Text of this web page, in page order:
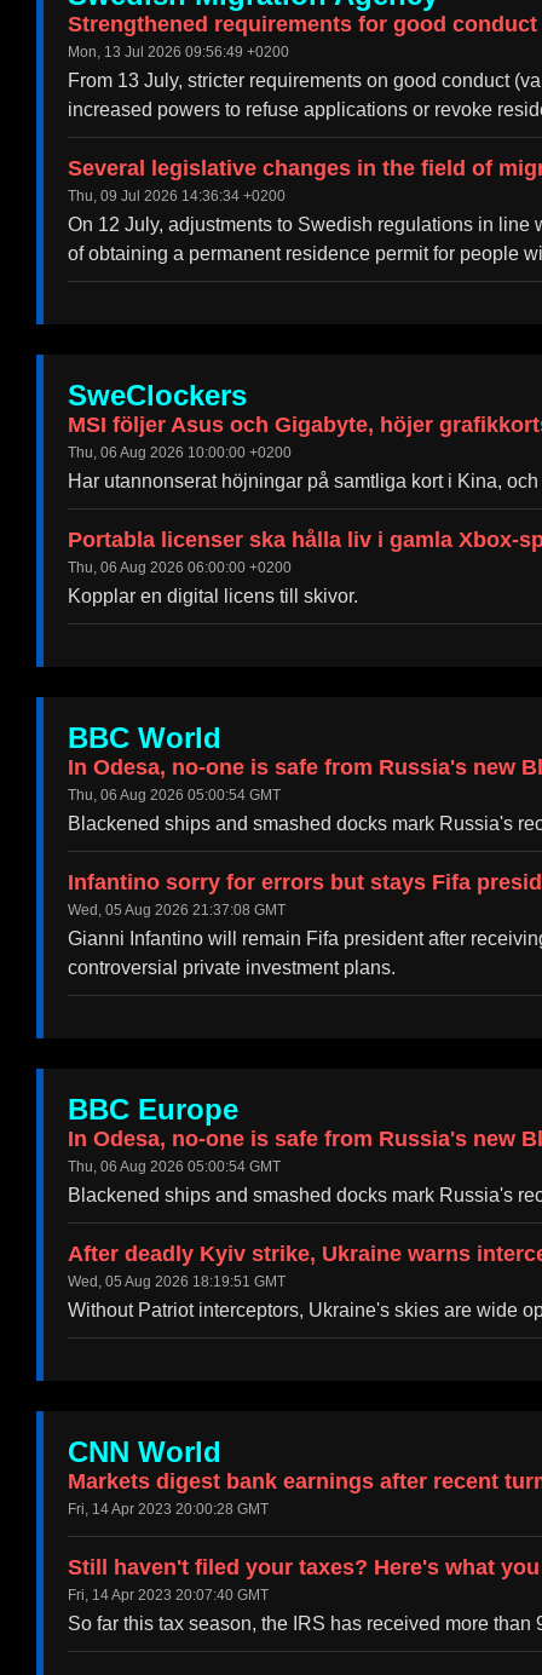
Strengthened requirements for good
Mon, 13 Jul 2026 09:56:49 +0200
From 13 July, stricter requirements on good conduct
increased powers to refuse applications or revoke
Several legislative changes in the field of
Thu, 09 Jul 2026 14:36:34 +0200
On 12 July, adjustments to Swedish regulations in
of obtaining a permanent residence permit for people wi
SweClockers
MSI följer Asus och Gigabyte, höjer
Thu, 06 Aug 2026 10:00:00 +0200
Har utannonserat höjningar på samtliga kort i Kina,
Portabla licenser ska hålla liv i gamla Xbox-
Thu, 06 Aug 2026 06:00:00 +0200
Kopplar en digital licens till skivor.
BBC World
In Odesa, no-one is safe from Russia's new
Thu, 06 Aug 2026 05:00:54 GMT
Blackened ships and smashed docks mark Russia's
Infantino sorry for errors but stays Fifa
Wed, 05 Aug 2026 21:37:08 GMT
Gianni Infantino will remain Fifa president after
controversial private investment plans.
BBC Europe
In Odesa, no-one is safe from Russia's new
Thu, 06 Aug 2026 05:00:54 GMT
Blackened ships and smashed docks mark Russia's
After deadly Kyiv strike, Ukraine warns
Wed, 05 Aug 2026 18:19:51 GMT
Without Patriot interceptors, Ukraine's skies are wide
CNN World
Markets digest bank earnings after recent
Fri, 14 Apr 2023 20:00:28 GMT
Still haven't filed your taxes? Here's what
Fri, 14 Apr 2023 20:07:40 GMT
So far this tax season, the IRS has received more